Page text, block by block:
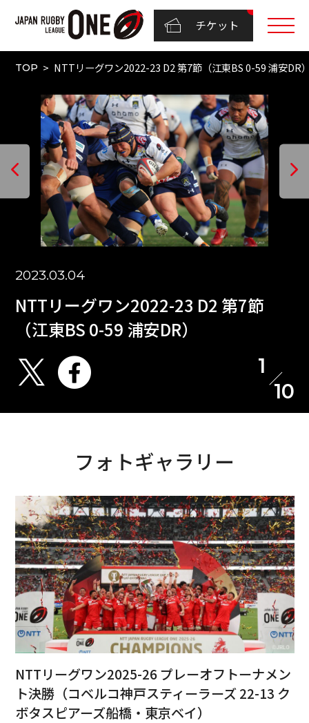
チケット
TOP NTTリーグワン2022-23 D2 第7節（江東BS 0-59 浦安DR
2023.03.04
NTTリーグワン2022-23 D2 第7節
（江東BS 0-59 浦安DR）
1
10
フォトギャラリー
NTTリーグワン2025-26 プレーオフトーナメン
ト決勝（コベルコ神戸スティーラーズ 22-13 ク
ボタスピアーズ船橋・東京ベイ）